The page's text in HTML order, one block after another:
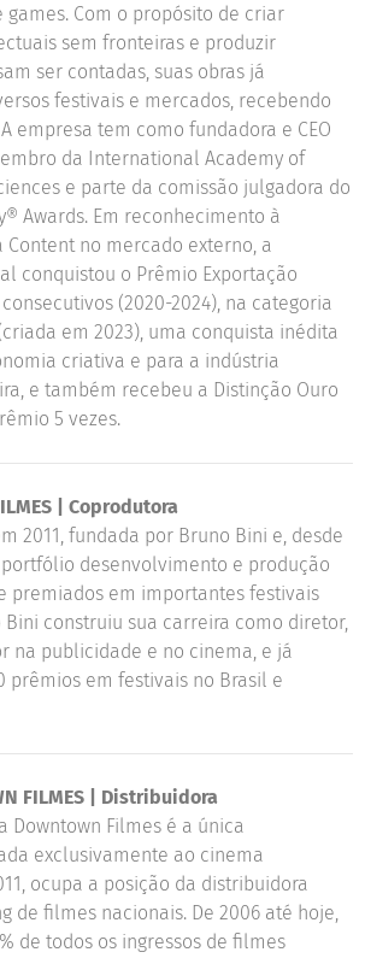
Com o propósito de criar
sem fronteiras e produzir
ser contadas, suas obras já
festivais e mercados, recebendo
empresa tem como fundadora e CEO
da International Academy of
e parte da comissão julgadora do
Awards. Em reconhecimento à
Content no mercado externo, a
conquistou o Prêmio Exportação
(2020-2024), na categoria
em 2023), uma conquista inédita
criativa e para a indústria
e também recebeu a Distinção Ouro
5 vezes.
| Coprodutora
2011, fundada por Bruno Bini e, desde
desenvolvimento e produção
premiados em importantes festivais
construiu sua carreira como diretor,
na publicidade e no cinema, e já
prêmios em festivais no Brasil e
FILMES | Distribuidora
Downtown Filmes é a única
exclusivamente ao cinema
ocupa a posição da distribuidora
de filmes nacionais. De 2006 até hoje,
de todos os ingressos de filmes